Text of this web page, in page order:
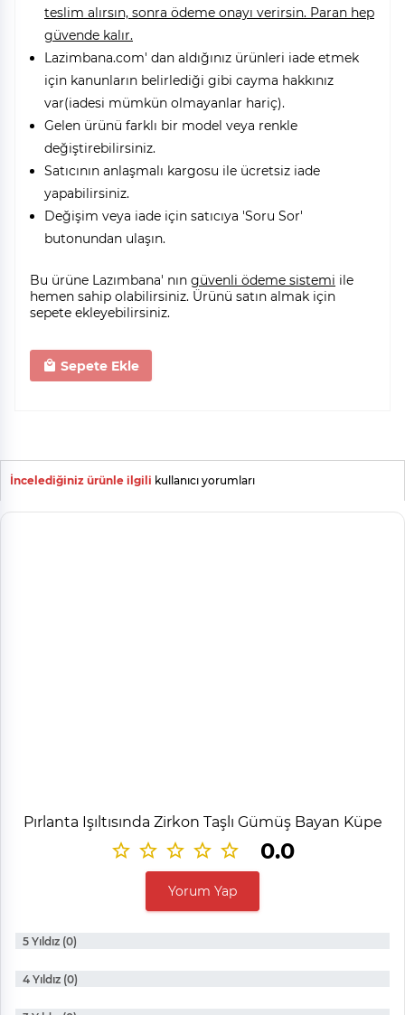
teslim alırsın, sonra ödeme onayı verirsin. Paran hep
güvende kalır.
Lazimbana.com' dan aldığınız ürünleri iade etmek
için kanunların belirlediği gibi cayma hakkınız
var(iadesi mümkün olmayanlar hariç).
Gelen ürünü farklı bir model veya renkle
değiştirebilirsiniz.
Satıcının anlaşmalı kargosu ile ücretsiz iade
yapabilirsiniz.
Değişim veya iade için satıcıya 'Soru Sor'
butonundan ulaşın.
Bu ürüne Lazımbana' nın güvenli ödeme sistemi ile
hemen sahip olabilirsiniz. Ürünü satın almak için
sepete ekleyebilirsiniz.
Sepete Ekle
İncelediğiniz ürünle ilgili kullanıcı yorumları
Pırlanta Işıltısında Zirkon Taşlı Gümüş Bayan Küpe
0.0
Yorum Yap
5 Yıldız (0)
4 Yıldız (0)